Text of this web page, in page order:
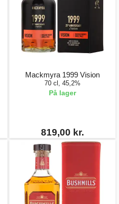
Mackmyra 1999 Vision
70 cl, 45,2%
På lager
819,00 kr.